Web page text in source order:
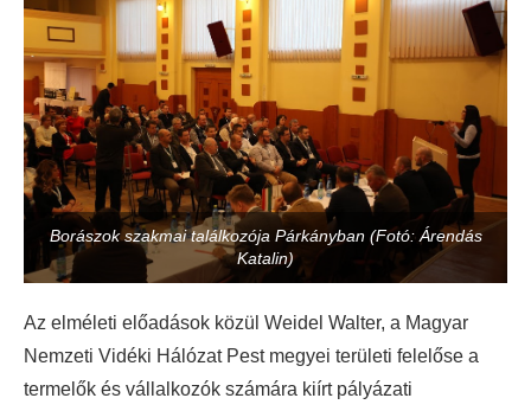
Borászok szakmai találkozója Párkányban (Fotó: Árendás
Katalin)
Az elméleti előadások közül Weidel Walter, a Magyar
Nemzeti Vidéki Hálózat Pest megyei területi felelőse a
termelők és vállalkozók számára kiírt pályázati